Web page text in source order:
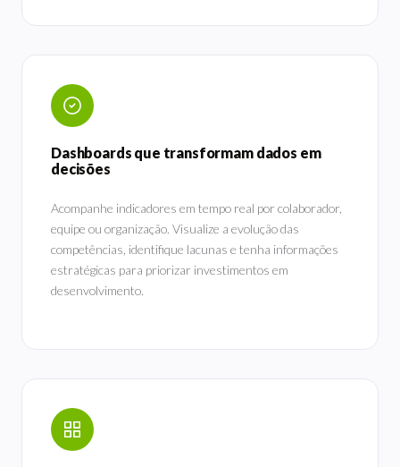
Dashboards que transformam dados em
decisões
Acompanhe indicadores em tempo real por colaborador,
equipe ou organização. Visualize a evolução das
competências, identifique lacunas e tenha informações
estratégicas para priorizar investimentos em
desenvolvimento.